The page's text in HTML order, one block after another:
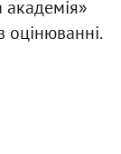
академія»
оцінюванні.